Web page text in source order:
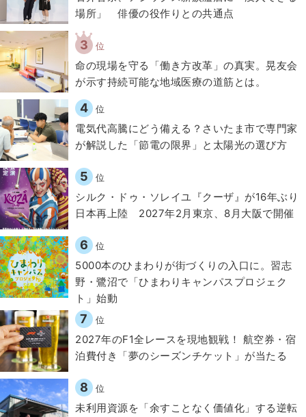
場所」 俳優の役作りとの共通点
3 位
​命の現場を守る「働き方改革」の真実。晃友会
が示す持続可能な地域医療の道筋とは。
4 位
電気代高騰にどう備える？さいたま市で専門家
が解説した「節電の限界」と太陽光の選び方
5 位
シルク・ドゥ・ソレイユ『クーザ』が16年ぶり
日本再上陸 2027年2月東京、8月大阪で開催
6 位
5000本のひまわりが街づくりの入口に。習志
野・鷺沼で「ひまわりキャンパスプロジェク
ト」始動
7 位
2027年のF1全レースを現地観戦！ 航空券・宿
泊費付き「夢のシーズンチケット」が当たる
8 位
​​未利用資源を「余すことなく価値化」する逆転